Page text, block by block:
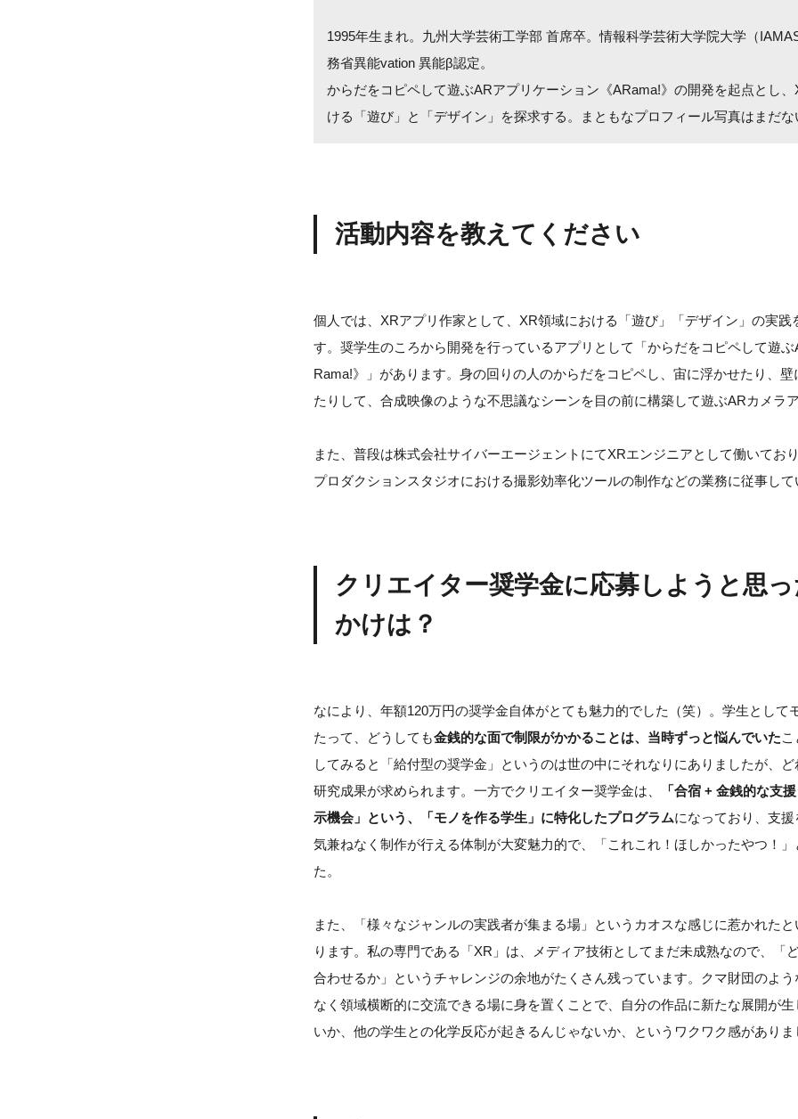
1995年生まれ。九州大学芸術工学部 首席卒。情報科学芸術大学院大学（
務省異能vation 異能β認定。
からだをコピペして遊ぶARアプリケーション《ARama!》の開発を起点とし
ける「遊び」と「デザイン」を探求する。まともなプロフィール写真はまだな
活動内容を教えてください
個人では、XRアプリ作家として、XR領域における「遊び」「デザイン」の実践
す。奨学生のころから開発を行っているアプリとして「からだをコピペして遊
Rama!》」があります。身の回りの人のからだをコピペし、宙に浮かせたり、壁
たりして、合成映像のような不思議なシーンを目の前に構築して遊ぶARカメラ
また、普段は株式会社サイバーエージェントにてXRエンジニアとして働いてお
プロダクションスタジオにおける撮影効率化ツールの制作などの業務に従事して
クリエイター奨学金に応募しようと思
かけは？
なにより、年額120万円の奨学金自体がとても魅力的でした（笑）。学生として
たって、どうしても金銭的な面で制限がかかることは、当時ずっと悩んでいた
してみると「給付型の奨学金」というのは世の中にそれなりにありましたが、
研究成果が求められます。一方でクリエイター奨学金は、
「合宿 + 金銭的な支
示機会」という、「モノを作る学生」に特化したプログラムになっており、支
気兼ねなく制作が行える体制が大変魅力的で、「これこれ！ほしかったやつ！
た。
また、「様々なジャンルの実践者が集まる場」というカオスな感じに惹かれた
ります。私の専門である「XR」は、メディア技術としてまだ未成熟なので、「
合わせるか」というチャレンジの余地がたくさん残っています。クマ財団のよ
なく領域横断的に交流できる場に身を置くことで、自分の作品に新たな展開が
いか、他の学生との化学反応が起きるんじゃないか、というワクワク感がありま